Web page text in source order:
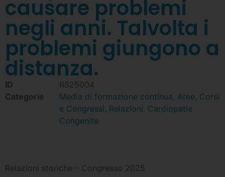
causare problemi
negli anni. Talvolta i
problemi giungono a
distanza.
ID
RS25004
Categorie
Media di formazione continua, Aree, Corsi
e Congressi, Relazioni, Cardiopatie
Congenite
Relazioni storiche – Congresso 2025